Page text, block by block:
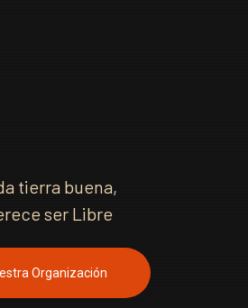
tierra buena,
ser Libre
Organización